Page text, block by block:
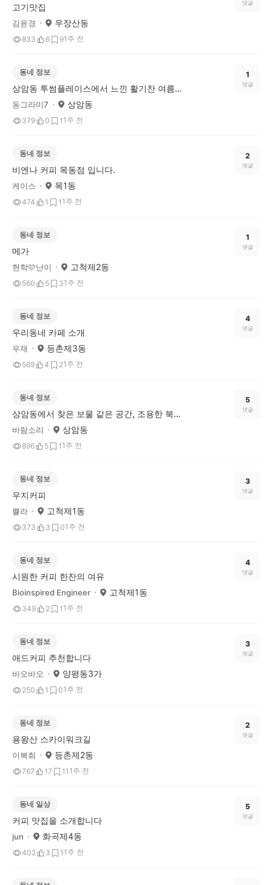
고기맛집
김윤경 우장산동
833 6 91주 전
댓글
동네 정보
상암동 투썸플레이스에서 느낀 활기찬 여름 카페 후기
동그라미7 상암동
379 0 1 1주 전
1
댓글
동네 정보
비엔나 커피 목동점 입니다.
케이스 목1동
474 1 1 1주 전
2
댓글
동네 정보
메가
현학🩷난이 고척제2동
560 5 31주 전
1
댓글
동네 정보
우리동네 카페 소개
우재 등촌제3동
569 4 21주 전
4
댓글
동네 정보
상암동에서 찾은 보물 같은 공간, 조용한 북카페산책
바람소리 상암동
896 5 1 1주 전
5
댓글
동네 정보
우지커피
쁄라 고척제1동
373 3 01주 전
3
댓글
동네 정보
시원한 커피 한잔의 여유
Bioinspired Engineer 고척제1동
349 2 1 1주 전
4
댓글
동네 정보
애드커피 추천합니다
바오바오 양평동3가
250 1 01주 전
3
댓글
동네 정보
용왕산 스카이워크길
이복희 등촌제2동
767 17 11 1주 전
2
댓글
동네 일상
커피 맛집을 소개합니다
jun 화곡제4동
402 3 1 1주 전
5
댓글